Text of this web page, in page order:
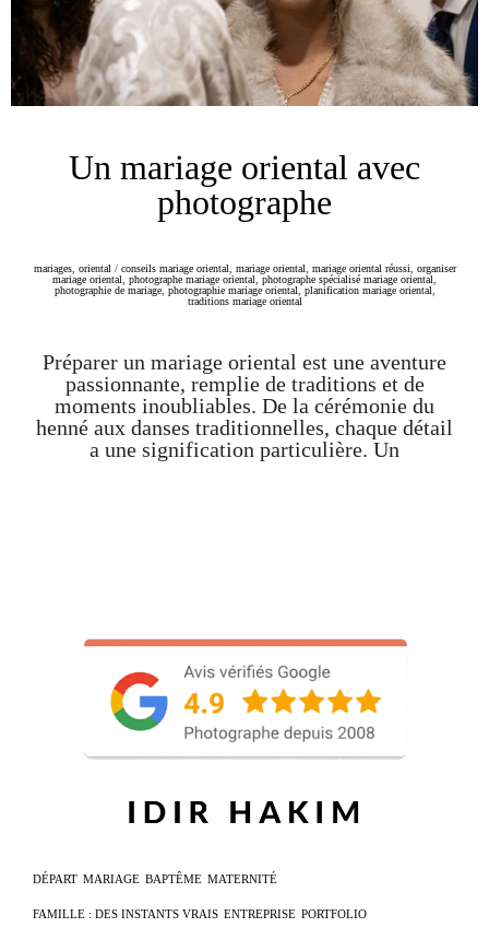
Un mariage oriental avec
photographe
mariages, oriental / conseils mariage oriental mariage oriental mariage oriental réussi
organiser
mariage oriental
photographe mariage oriental photographe spécialisé mariage oriental
photographie de mariage, photographie mariage oriental planification mariage oriental
traditions mariage oriental
Préparer un mariage oriental est une aventure
passionnante, remplie de traditions et de
moments inoubliables. De la cérémonie du
henné aux danses traditionnelles, chaque détail
a une signification particulière. Un
DÉPART MARIAGE BAPTÊME MATERNITÉ
FAMILLE : DES INSTANTS VRAIS ENTREPRISE PORTFOLIO